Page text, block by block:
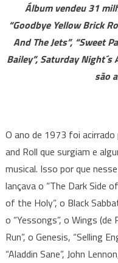
Álbum vendeu 31
“Goodbye Yellow Brick
And The Jets”, “Sweet
Bailey”, Saturday Night´s
são
O ano de 1973 foi
and Roll que surgiam e
musical. Isso por que
lançava o “The Dark Side
of the Holy”, o Black
o “Yessongs”, o Wings (de
Run”, o Genesis, “Selling
“Aladdin Sane”, John